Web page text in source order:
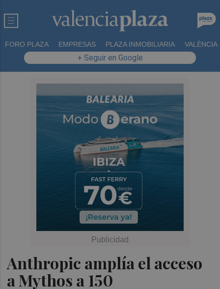
FORO PLAZA EMPRESAS PLAZA INMOBILIARIA VALÈNCIA
+ Seguir en Google
Anthropic amplía el acceso
a Mythos a 150